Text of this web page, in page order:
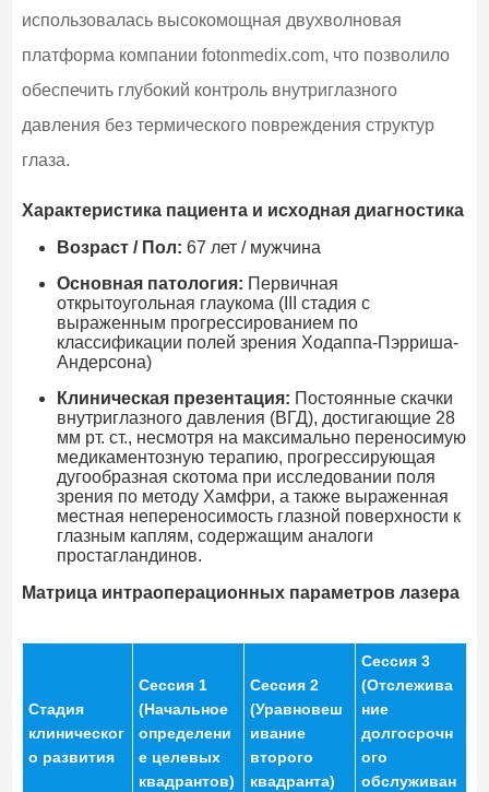
использовалась высокомощная двухволновая
платформа компании fotonmedix.com, что позволило
обеспечить глубокий контроль внутриглазного
давления без термического повреждения структур
глаза.
Характеристика пациента и исходная диагностика
Возраст / Пол: 67 лет / мужчина
Основная патология: Первичная
открытоугольная глаукома (III стадия с
выраженным прогрессированием по
классификации полей зрения Ходаппа-Пэрриша-
Андерсона)
Клиническая презентация: Постоянные скачки
внутриглазного давления (ВГД), достигающие 28
мм рт. ст., несмотря на максимально переносимую
медикаментозную терапию, прогрессирующая
дугообразная скотома при исследовании поля
зрения по методу Хамфри, а также выраженная
местная непереносимость глазной поверхности к
глазным каплям, содержащим аналоги
простагландинов.
Матрица интраоперационных параметров лазера
Стадия
клиническог
о развития
Сессия 1
(Начальное
определени
е целевых
квадрантов)
Сессия 2
(Уравновеш
ивание
второго
квадранта)
Сессия 3
(Отслежива
ние
долгосрочн
ого
обслуживан